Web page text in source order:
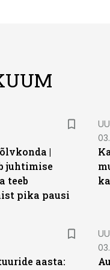
|
juhtimise
teeb
pika pausi
aasta: